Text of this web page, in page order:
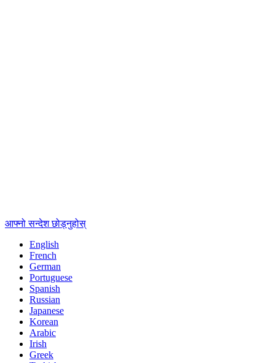
आफ्नो सन्देश छोड्नुहोस्
English
French
German
Portuguese
Spanish
Russian
Japanese
Korean
Arabic
Irish
Greek